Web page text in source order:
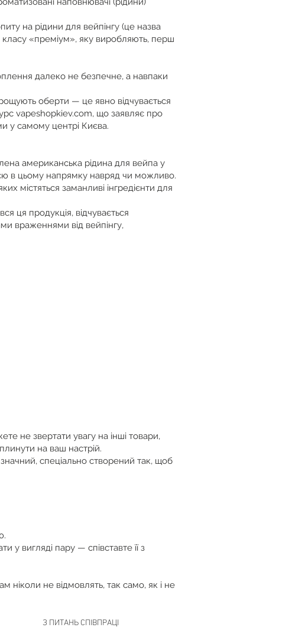
на рідини для вейпінгу (це назва
класу «преміум», яку виробляють, перш
далеко не безпечне, а навпаки
оберти — це явно відчувається
vapeshopkiev.com, що заявляє про
у самому центрі Києва.
американська рідина для вейпа у
в цьому напрямку навряд чи можливо.
містяться заманливі інгредієнти для
ця продукція, відчувається
враженнями від вейпінгу,
не звертати увагу на інші товари,
на ваш настрій.
спеціально створений так, щоб
у вигляді пару — співставте її з
ніколи не відмовлять, так само, як і не
З ПИТАНЬ СПІВПРАЦІ